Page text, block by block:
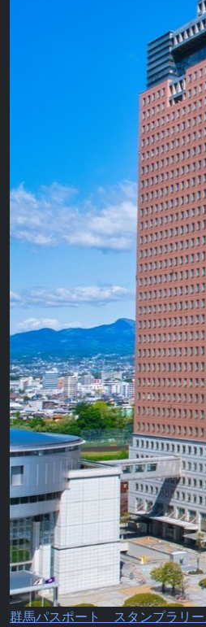
群馬パスポート スタンプラリ